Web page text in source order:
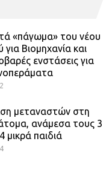
«πάγωμα» του νέου
Βιομηχανία και
ενστάσεις για
μεταναστών στη
ανάμεσα τους 3
μικρά παιδιά